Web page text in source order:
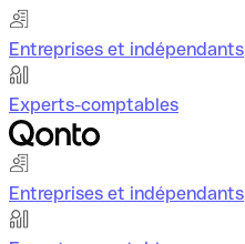
Entreprises et indépendants
Experts-comptables
Entreprises et indépendants